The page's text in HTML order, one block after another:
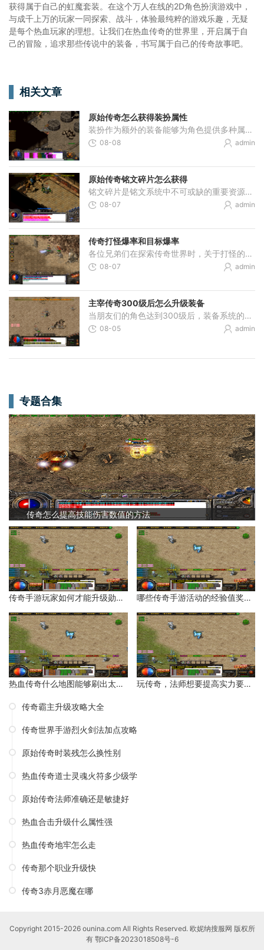
获得属于自己的虹魔套装。在这个万人在线的2D角色扮演游戏中，
与成千上万的玩家一同探索、战斗，体验最纯粹的游戏乐趣，无疑
是每个热血玩家的理想。让我们在热血传奇的世界里，开启属于自
己的冒险，追求那些传说中的装备，书写属于自己的传奇故事吧。
相关文章
原始传奇怎么获得装扮属性
装扮作为额外的装备能够为角色提供多种属性加成。这些装扮可以通过多种渠道获取，例如刷副本挑战BOSS，参与游戏活动或直接在商城购买。副本中的BOSS有一定几率掉落装扮，但掉落概
08-08 admin
原始传奇铭文碎片怎么获得
铭文碎片是铭文系统中不可或缺的重要资源，主要用于合成玩家所需要的各类铭文。获取铭文碎片的主要途径之一，是通过对已经获得的铭文进行回收操作。当玩家切割源石后，可能会
08-07 admin
传奇打怪爆率和目标爆率
各位兄弟们在探索传奇世界时，关于打怪的爆率和目标爆率肯定是大家特别关心的内容。爆率简单来说就是咱们击败怪物后掉落物品的概率，这可是直接影响到咱们能获得多少装备和经
08-07 admin
主宰传奇300级后怎么升级装备
当朋友们的角色达到300级后，装备系统的深度培养将成为提升战力的核心。在主宰传奇中，装备系统通常包含多个部位，如武器、头盔、衣服、鞋子等，还有特殊的主宰系列装备。要提
08-05 admin
专题合集
传奇怎么提高技能伤害数值的方法
传奇手游玩家如何才能升级勋章等级？ 哪些传奇手游活动的经验值奖励比较多？
热血传奇什么地图能够刷出太阳水？ 玩传奇，法师想要提高实力要如何操作呢？
传奇霸主升级攻略大全
传奇世界手游烈火剑法加点攻略
原始传奇时装残怎么换性别
热血传奇道士灵魂火符多少级学
原始传奇法师准确还是敏捷好
热血合击升级什么属性强
热血传奇地牢怎么走
传奇那个职业升级快
传奇3赤月恶魔在哪
Copyright 2015-2026 ounina.com All Rights Reserved. 欧妮纳搜服网 版权所
有 鄂ICP备2023018508号-6